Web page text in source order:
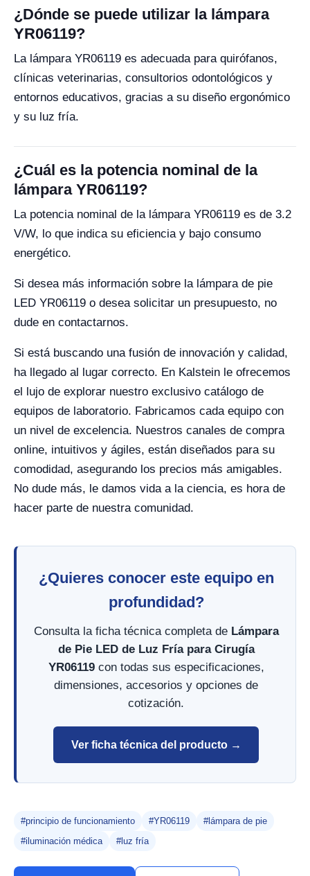
¿Dónde se puede utilizar la lámpara
YR06119?
La lámpara YR06119 es adecuada para quirófanos,
clínicas veterinarias, consultorios odontológicos y
entornos educativos, gracias a su diseño ergonómico
y su luz fría.
¿Cuál es la potencia nominal de la
lámpara YR06119?
La potencia nominal de la lámpara YR06119 es de 3.2
V/W, lo que indica su eficiencia y bajo consumo
energético.
Si desea más información sobre la lámpara de pie
LED YR06119 o desea solicitar un presupuesto, no
dude en contactarnos.
Si está buscando una fusión de innovación y calidad,
ha llegado al lugar correcto. En Kalstein le ofrecemos
el lujo de explorar nuestro exclusivo catálogo de
equipos de laboratorio. Fabricamos cada equipo con
un nivel de excelencia. Nuestros canales de compra
online, intuitivos y ágiles, están diseñados para su
comodidad, asegurando los precios más amigables.
No dude más, le damos vida a la ciencia, es hora de
hacer parte de nuestra comunidad.
¿Quieres conocer este equipo en
profundidad?
Consulta la ficha técnica completa de Lámpara
de Pie LED de Luz Fría para Cirugía
YR06119con todas sus especificaciones,
dimensiones, accesorios y opciones de
cotización.
Ver ficha técnica del producto →
#principio de funcionamiento #YR06119
#lámpara de pie
#iluminación médica
#luz fría